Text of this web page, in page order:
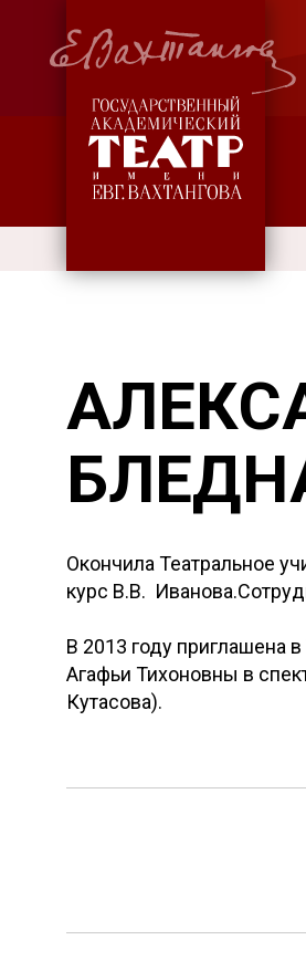
Окончила Театральное
курс В.В.
В 2013 году приглашена
Агафьи Тихоновны в
Кутасова).